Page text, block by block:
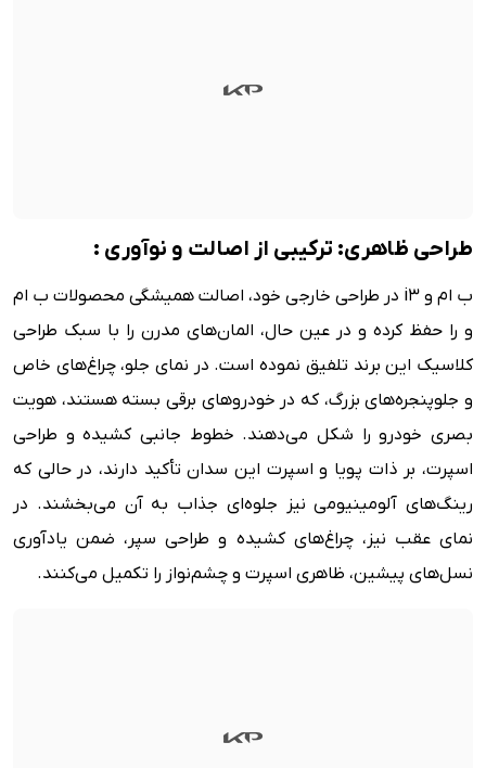
طراحی ظاهری: ترکیبی از اصالت و نوآوری :
ب ام و i3 در طراحی خارجی خود، اصالت همیشگی محصولات ب ام
و را حفظ کرده و در عین حال، المان‌های مدرن را با سبک طراحی
کلاسیک این برند تلفیق نموده است. در نمای جلو، چراغ‌های خاص
و جلوپنجره‌های بزرگ، که در خودروهای برقی بسته هستند، هویت
بصری خودرو را شکل می‌دهند. خطوط جانبی کشیده و طراحی
اسپرت، بر ذات پویا و اسپرت این سدان تأکید دارند، در حالی که
رینگ‌های آلومینیومی نیز جلوه‌ای جذاب به آن می‌بخشند. در
نمای عقب نیز، چراغ‌های کشیده و طراحی سپر، ضمن یادآوری
نسل‌های پیشین، ظاهری اسپرت و چشم‌نواز را تکمیل می‌کنند.